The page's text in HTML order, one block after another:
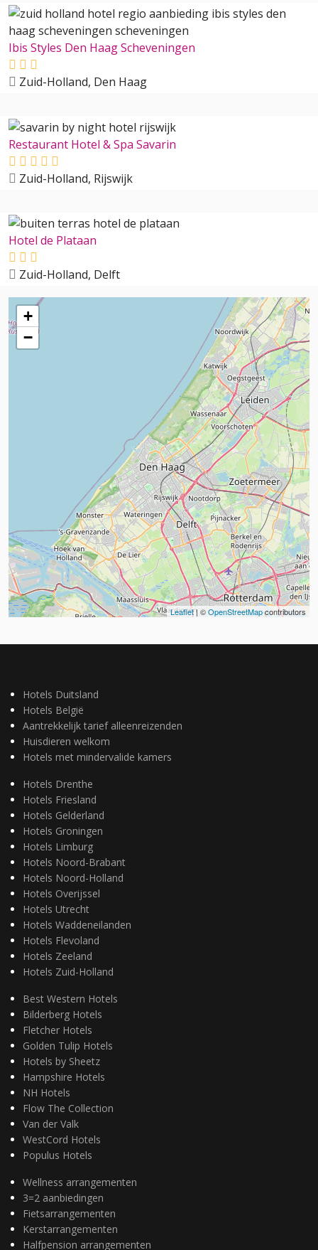
Ibis Styles Den Haag Scheveningen
Zuid-Holland, Den Haag
Restaurant Hotel & Spa Savarin
Zuid-Holland, Rijswijk
Hotel de Plataan
Zuid-Holland, Delft
+
−
Leaflet| ©OpenStreetMapcontributors
Hotels Duitsland
Hotels België
Aantrekkelijk tarief alleenreizenden
Huisdieren welkom
Hotels met mindervalide kamers
Hotels Drenthe
Hotels Friesland
Hotels Gelderland
Hotels Groningen
Hotels Limburg
Hotels Noord-Brabant
Hotels Noord-Holland
Hotels Overijssel
Hotels Utrecht
Hotels Waddeneilanden
Hotels Flevoland
Hotels Zeeland
Hotels Zuid-Holland
Best Western Hotels
Bilderberg Hotels
Fletcher Hotels
Golden Tulip Hotels
Hotels by Sheetz
Hampshire Hotels
NH Hotels
Flow The Collection
Van der Valk
WestCord Hotels
Populus Hotels
Wellness arrangementen
3=2 aanbiedingen
Fietsarrangementen
Kerstarrangementen
Halfpension arrangementen